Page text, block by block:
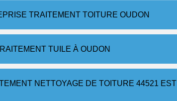
TRAITEMENT TOITURE OUDON
TUILE À OUDON
NETTOYAGE DE TOITURE 44521 EST